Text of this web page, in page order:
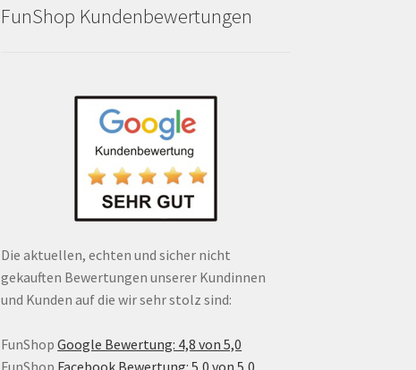
FunShop Kundenbewertungen
Die aktuellen, echten und sicher nicht
gekauften Bewertungen unserer Kundinnen
und Kunden auf die wir sehr stolz sind:
FunShop Google Bewertung: 4,8 von 5,0
FunShop Facebook Bewertung: 5,0 von 5,0